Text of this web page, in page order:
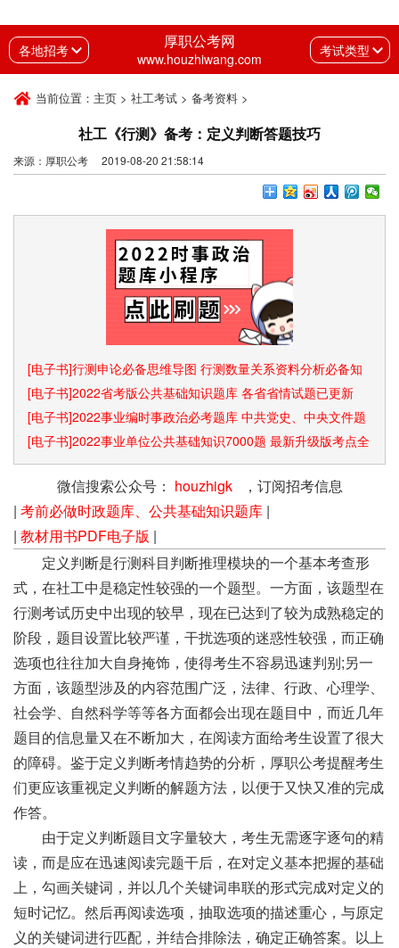
各地招考 厚职公考网
www.houzhiwang.com 考试类型
当前位置： 主页 > 社工考试 > 备考资料 >
社工《行测》备考：定义判断答题技巧
来源：厚职公考 2019-08-20 21:58:14
[电子书]行测申论必备思维导图 行测数量关系资料分析必备知
识点和速算技巧
[电子书]2022省考版公共基础知识题库 各省省情试题已更新
[电子书]2022事业编时事政治必考题库 中共党史、中央文件题
库已更新
[电子书]2022事业单位公共基础知识7000题 最新升级版考点全
覆盖
微信搜索公众号： houzhigk，订阅招考信息
| 考前必做时政题库、公共基础知识题库 |
| 教材用书PDF电子版 |
定义判断是行测科目判断推理模块的一个基本考查形
式，在社工中是稳定性较强的一个题型。一方面，该题型在
行测考试历史中出现的较早，现在已达到了较为成熟稳定的
阶段，题目设置比较严谨，干扰选项的迷惑性较强，而正确
选项也往往加大自身掩饰，使得考生不容易迅速判别;另一
方面，该题型涉及的内容范围广泛，法律、行政、心理学、
社会学、自然科学等等各方面都会出现在题目中，而近几年
题目的信息量又在不断加大，在阅读方面给考生设置了很大
的障碍。鉴于定义判断考情趋势的分析，厚职公考提醒考生
们更应该重视定义判断的解题方法，以便于又快又准的完成
作答。
由于定义判断题目文字量较大，考生无需逐字逐句的精
读，而是应在迅速阅读完题干后，在对定义基本把握的基础
上，勾画关键词，并以几个关键词串联的形式完成对定义的
短时记忆。然后再阅读选项，抽取选项的描述重心，与原定
义的关键词进行匹配，并结合排除法，确定正确答案。以上